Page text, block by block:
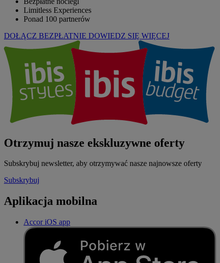
Limitless Experiences
Ponad 100 partnerów
DOŁĄCZ BEZPŁATNIE DOWIEDZ SIĘ WIĘCEJ
Otrzymuj nasze ekskluzywne oferty
Subskrybuj newsletter, aby otrzymywać nasze najnowsze oferty
Subskrybuj
Aplikacja mobilna
Accor iOS app